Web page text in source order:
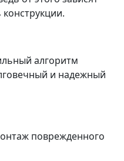
алгоритм
и надежный
поврежденного